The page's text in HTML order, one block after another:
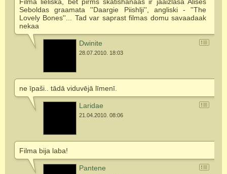
Filma lieliska, bet pirms skatishanaas ir jaaizlasa Alises
Seboldas graamata ''Daargie Piishlji'', angliski - ''The
Lovely Bones''... Tad var saprast filmas domu savaadaak
nekaa
Dwinite
28.07.2010. 18:03
ne īpaši.. tādā viduvējā līmenī.
Laridae
21.04.2010. 08:06
Filma bija laba!
Pantene